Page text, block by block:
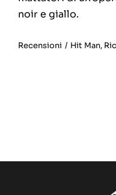
noir e giallo.
Recensioni / Hit Man,